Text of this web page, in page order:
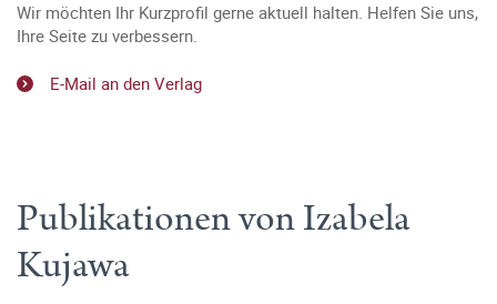
Wir möchten Ihr Kurzprofil gerne aktuell halten. Helfen Sie uns,
Ihre Seite zu verbessern.
E-Mail an den Verlag
Publikationen von Izabela
Kujawa